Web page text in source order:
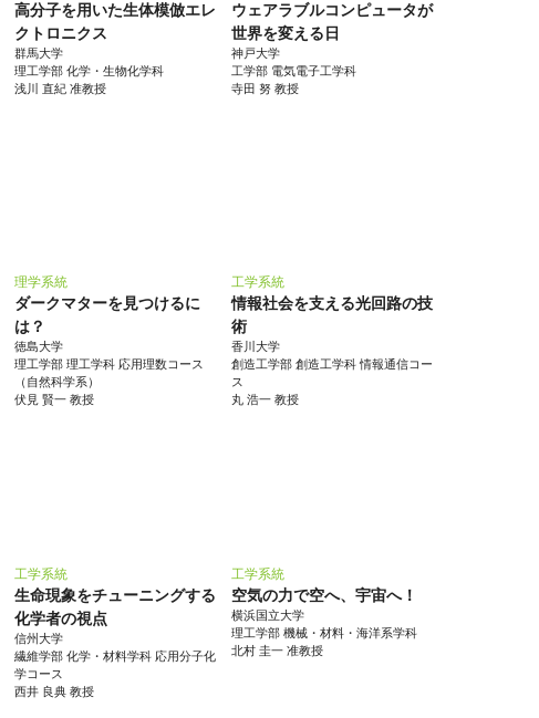
高分子を用いた生体模倣エレ
クトロニクス
群馬大学
理工学部 化学・生物化学科
浅川 直紀 准教授
ウェアラブルコンピュータが
世界を変える日
神戸大学
工学部 電気電子工学科
寺田 努 教授
理学系統
ダークマターを見つけるに
は？
徳島大学
理工学部 理工学科 応用理数コース
（自然科学系）
伏見 賢一 教授
工学系統
情報社会を支える光回路の技
術
香川大学
創造工学部 創造工学科 情報通信コー
ス
丸 浩一 教授
工学系統
生命現象をチューニングする
化学者の視点
信州大学
繊維学部 化学・材料学科 応用分子化
学コース
西井 良典 教授
工学系統
空気の力で空へ、宇宙へ！
横浜国立大学
理工学部 機械・材料・海洋系学科
北村 圭一 准教授